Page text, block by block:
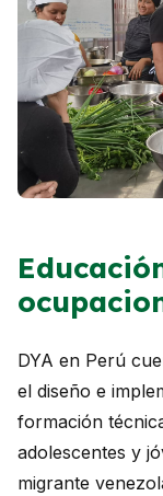
DYA en Perú
el diseño e
formación
adolescentes y
migrante